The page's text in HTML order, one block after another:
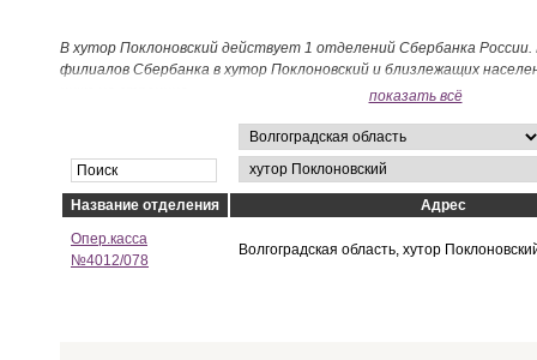
В хутор Поклоновский действует 1 отделений Сбербанка
филиалов Сбербанка в хутор Поклоновский и близлежащих
показать всё
Название отделения
Адрес
Опер.касса
№4012/078
Волгоградская область, хутор